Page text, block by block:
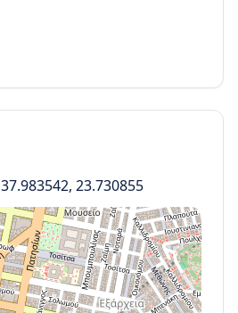
37.983542, 23.730855